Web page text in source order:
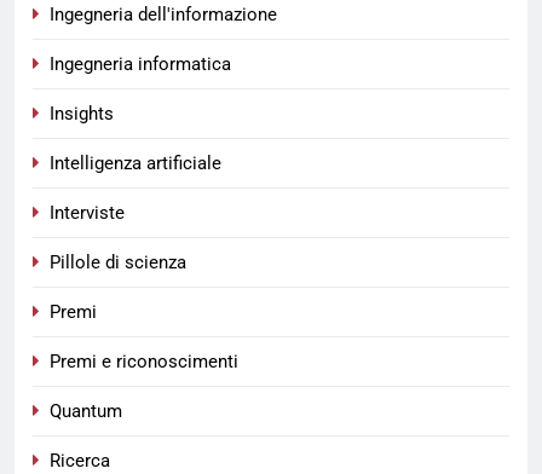
Ingegneria dell'informazione
Ingegneria informatica
Insights
Intelligenza artificiale
Interviste
Pillole di scienza
Premi
Premi e riconoscimenti
Quantum
Ricerca